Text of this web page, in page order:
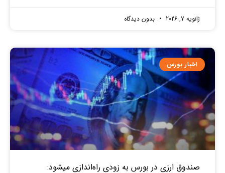
ژانویه 7, 2026 بدون دیدگاه
اخبار بورس
صندوق‌ ارزی در بورس به زودی راه‌اندازی میشود: